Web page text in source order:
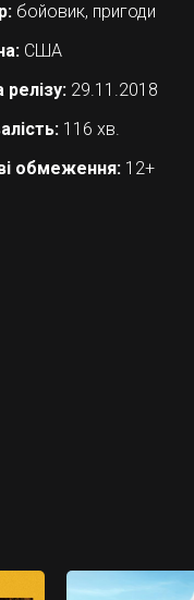
бойовик, пригоди
США
релізу: 29.11.2018
116 хв.
обмеження: 12+